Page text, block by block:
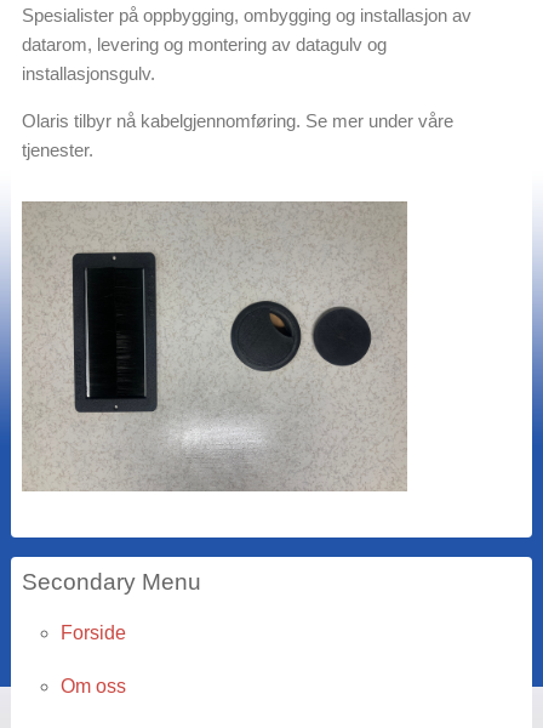
Spesialister på oppbygging, ombygging og installasjon av
datarom, levering og montering av datagulv og
installasjonsgulv.
Olaris tilbyr nå kabelgjennomføring. Se mer under våre
tjenester.
Secondary Menu
Forside
Om oss